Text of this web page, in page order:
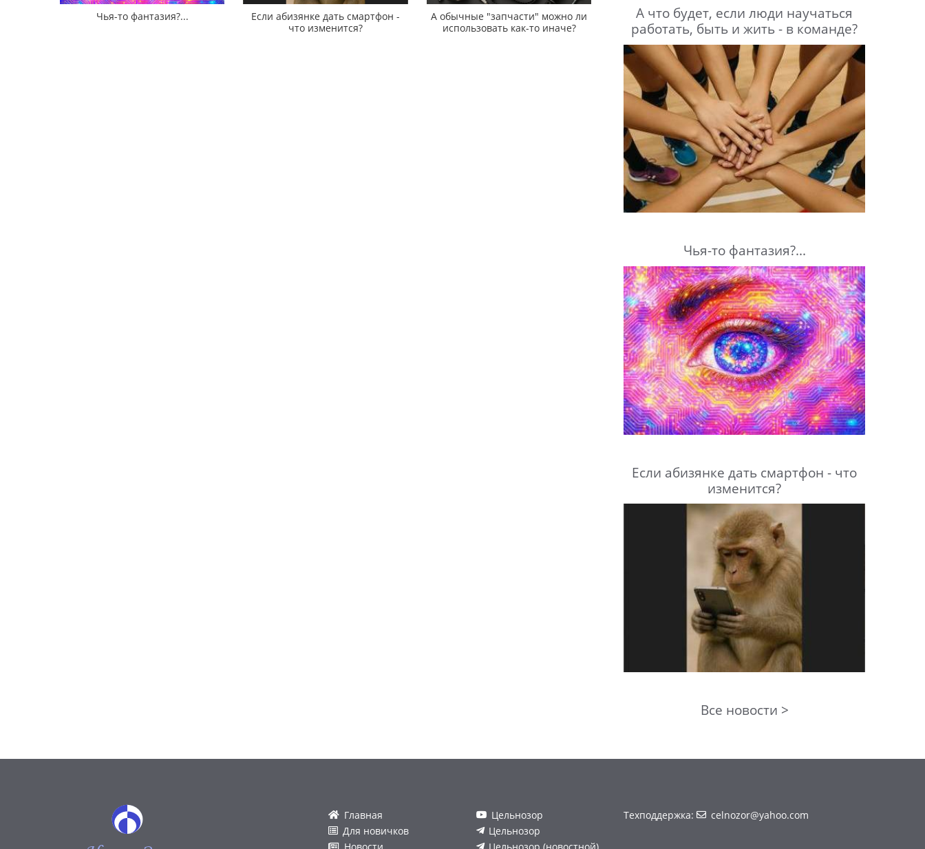
Чья-то фантазия?...
Если абизянке дать смартфон -
что изменится?
А обычные "запчасти" можно ли
использовать как-то иначе?
А что будет, если люди научаться
работать, быть и жить - в команде?
Чья-то фантазия?...
Если абизянке дать смартфон - что
изменится?
Все новости >
Главная
Для новичков
Цельнозор
Цельнозор
Техподдержка: celnozor@yahoo.com